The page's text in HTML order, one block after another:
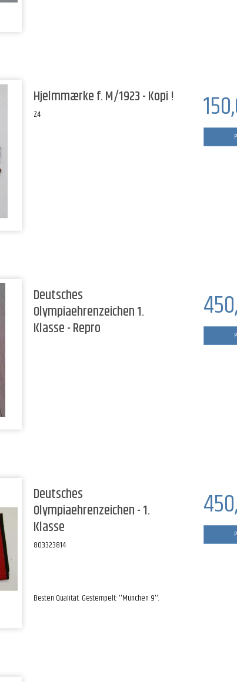
Hjelmmærke f. M/1923 - Kopi !
Z4
Deutsches
Olympiaehrenzeichen 1.
Klasse - Repro
Deutsches
Olympiaehrenzeichen - 1.
Klasse
803323814
Besten Qualität. Gestempelt: ''München 9''.